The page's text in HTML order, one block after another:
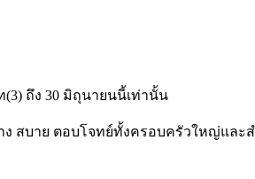
(3) ถึง 30 มิถุนายนนี้เท่านั้น
าง สบาย ตอบโจทย์ทั้งครอบครัวใหญ่แล